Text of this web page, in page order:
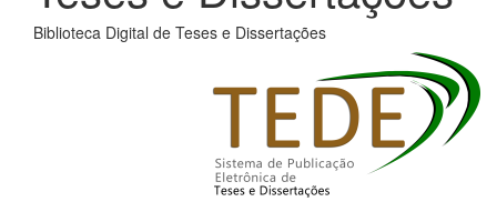
Biblioteca Digital de Teses e Dissertações